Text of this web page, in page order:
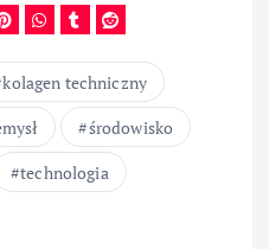
kolagen techniczny
środowisko
technologia